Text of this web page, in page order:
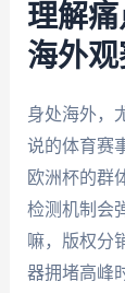
理解
海外
身处海外，
说的体育赛
欧洲杯的群
检测机制会
嘛，版权分
器拥堵高峰